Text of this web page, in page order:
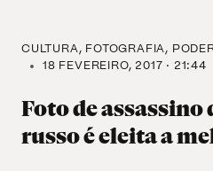
CULTURA FOTOGRAFIA
18 FEVEREIRO, 2017 · 21:44
Foto de
russo é eleita a